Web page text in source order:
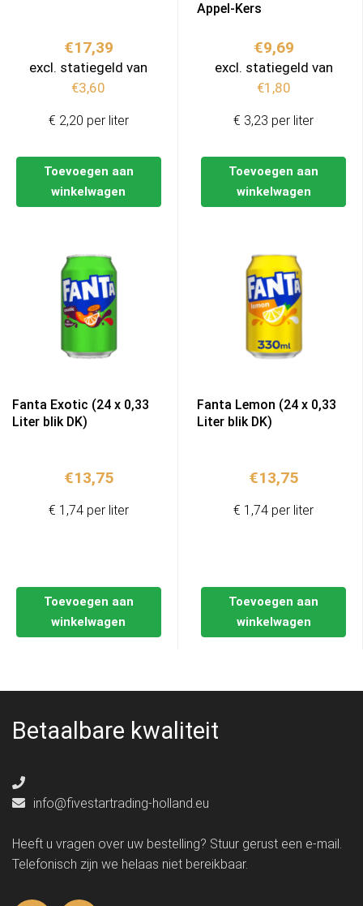
€17,39
excl. statiegeld van
€3,60
Toevoegen aan
winkelwagen
€ 2,20 per liter
Appel-Kers
€9,69
excl. statiegeld van
€1,80
Toevoegen aan
winkelwagen
€ 3,23 per liter
Fanta Exotic (24 x 0,33
Liter blik DK)
€13,75
Toevoegen aan
winkelwagen
€ 1,74 per liter
Fanta Lemon (24 x 0,33
Liter blik DK)
€13,75
Toevoegen aan
winkelwagen
€ 1,74 per liter
Betaalbare kwaliteit
info@fivestartrading-holland.eu
Heeft u vragen over uw bestelling? Stuur gerust een e-mail.
Telefonisch zijn we helaas niet bereikbaar.